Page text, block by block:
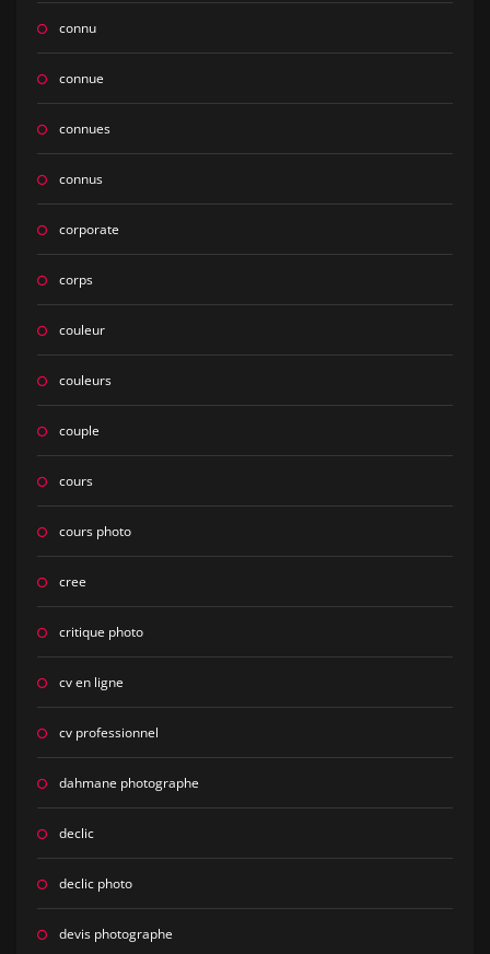
connu
connue
connues
connus
corporate
corps
couleur
couleurs
couple
cours
cours photo
cree
critique photo
cv en ligne
cv professionnel
dahmane photographe
declic
declic photo
devis photographe